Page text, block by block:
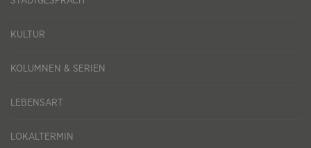
KULTUR
KOLUMNEN & SERIEN
LEBENSART
LOKALTERMIN